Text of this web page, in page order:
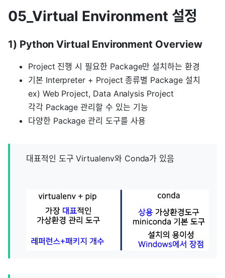
05_Virtual Environment 설정
1) Python Virtual Environment Overview
Project 진행 시 필요한 Package만 설치하는 환경
기본 Interpreter + Project 종류별 Package 설치
ex) Web Project, Data Analysis Project
각각 Package 관리할 수 있는 기능
다양한 Package 관리 도구를 사용
대표적인 도구 Virtualenv와 Conda가 있음